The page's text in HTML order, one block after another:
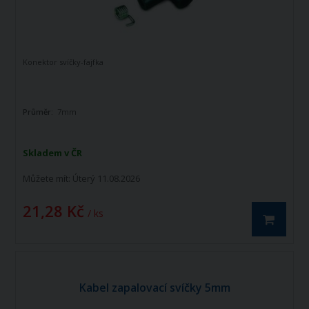
Skladem v ČR
Můžete mít: Úterý 11.08.2026
21,28 Kč / ks
Konektor svíčky-fajfka
Průměr: 7mm
Kabel zapalovací svíčky 5mm